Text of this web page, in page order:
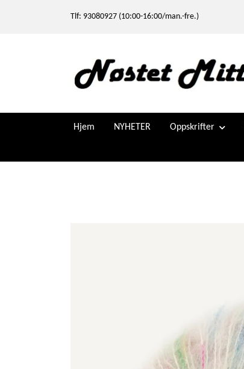
Tlf: 93080927 (10:00-16:00/man.-fre.)
Hjem NYHETER Oppskrifter